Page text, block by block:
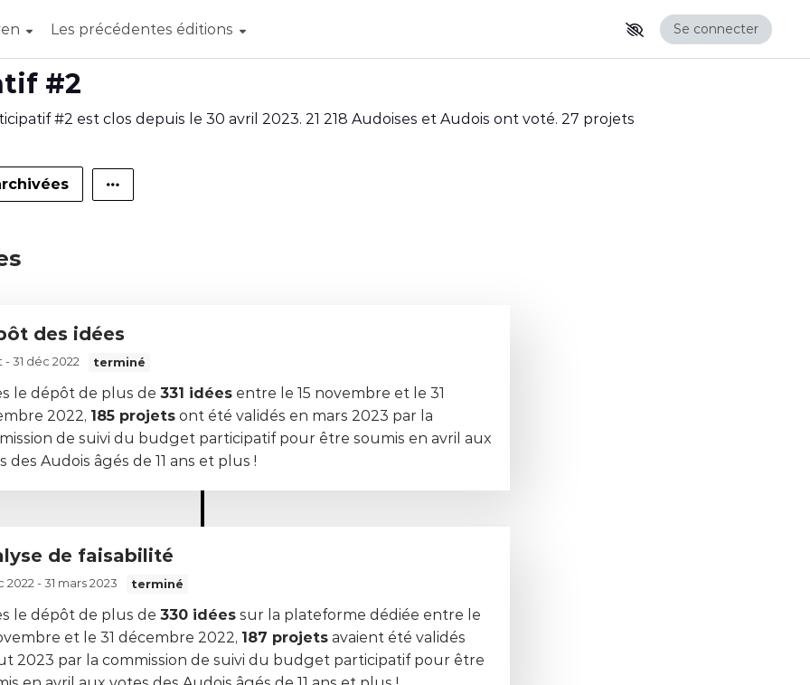
Les précédentes éditions Se connecter
#2
#2 est clos depuis le 30 avril 2023. 21 218 Audoises et Audois ont voté. 27 projets
des idées
- 31 déc 2022 terminé
le dépôt de plus de 331 idées entre le 15 novembre et le 31
2022, 185 projets ont été validés en mars 2023 par la
de suivi du budget participatif pour être soumis en avril aux
des Audois âgés de 11 ans et plus !
de faisabilité
2022 - 31 mars 2023 terminé
le dépôt de plus de 330 idées sur la plateforme dédiée entre le
et le 31 décembre 2022, 187 projets avaient été validés
2023 par la commission de suivi du budget participatif pour être